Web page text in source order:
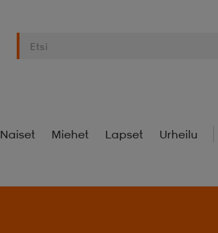
Naiset Miehet Lapset Urheilu